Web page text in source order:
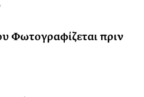
Φωτογραφίζεται πριν